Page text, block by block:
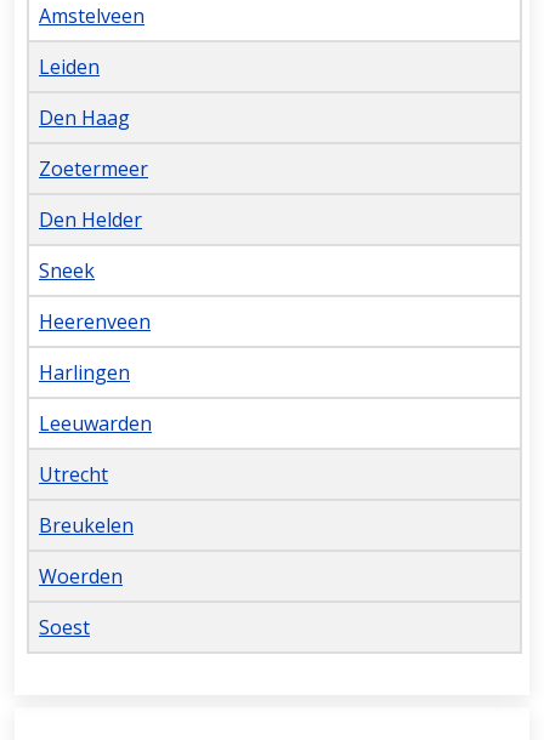
Amstelveen
Leiden
Den Haag
Zoetermeer
Den Helder
Sneek
Heerenveen
Harlingen
Leeuwarden
Utrecht
Breukelen
Woerden
Soest